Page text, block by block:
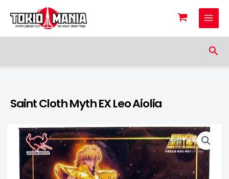
Skip to content
Saint Cloth Myth EX Leo Aiolia